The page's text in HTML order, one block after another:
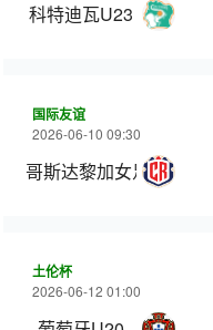
科特迪瓦U23
国际友谊
2026-06-10 09:30
哥斯达黎加女足
土伦杯
2026-06-12 01:00